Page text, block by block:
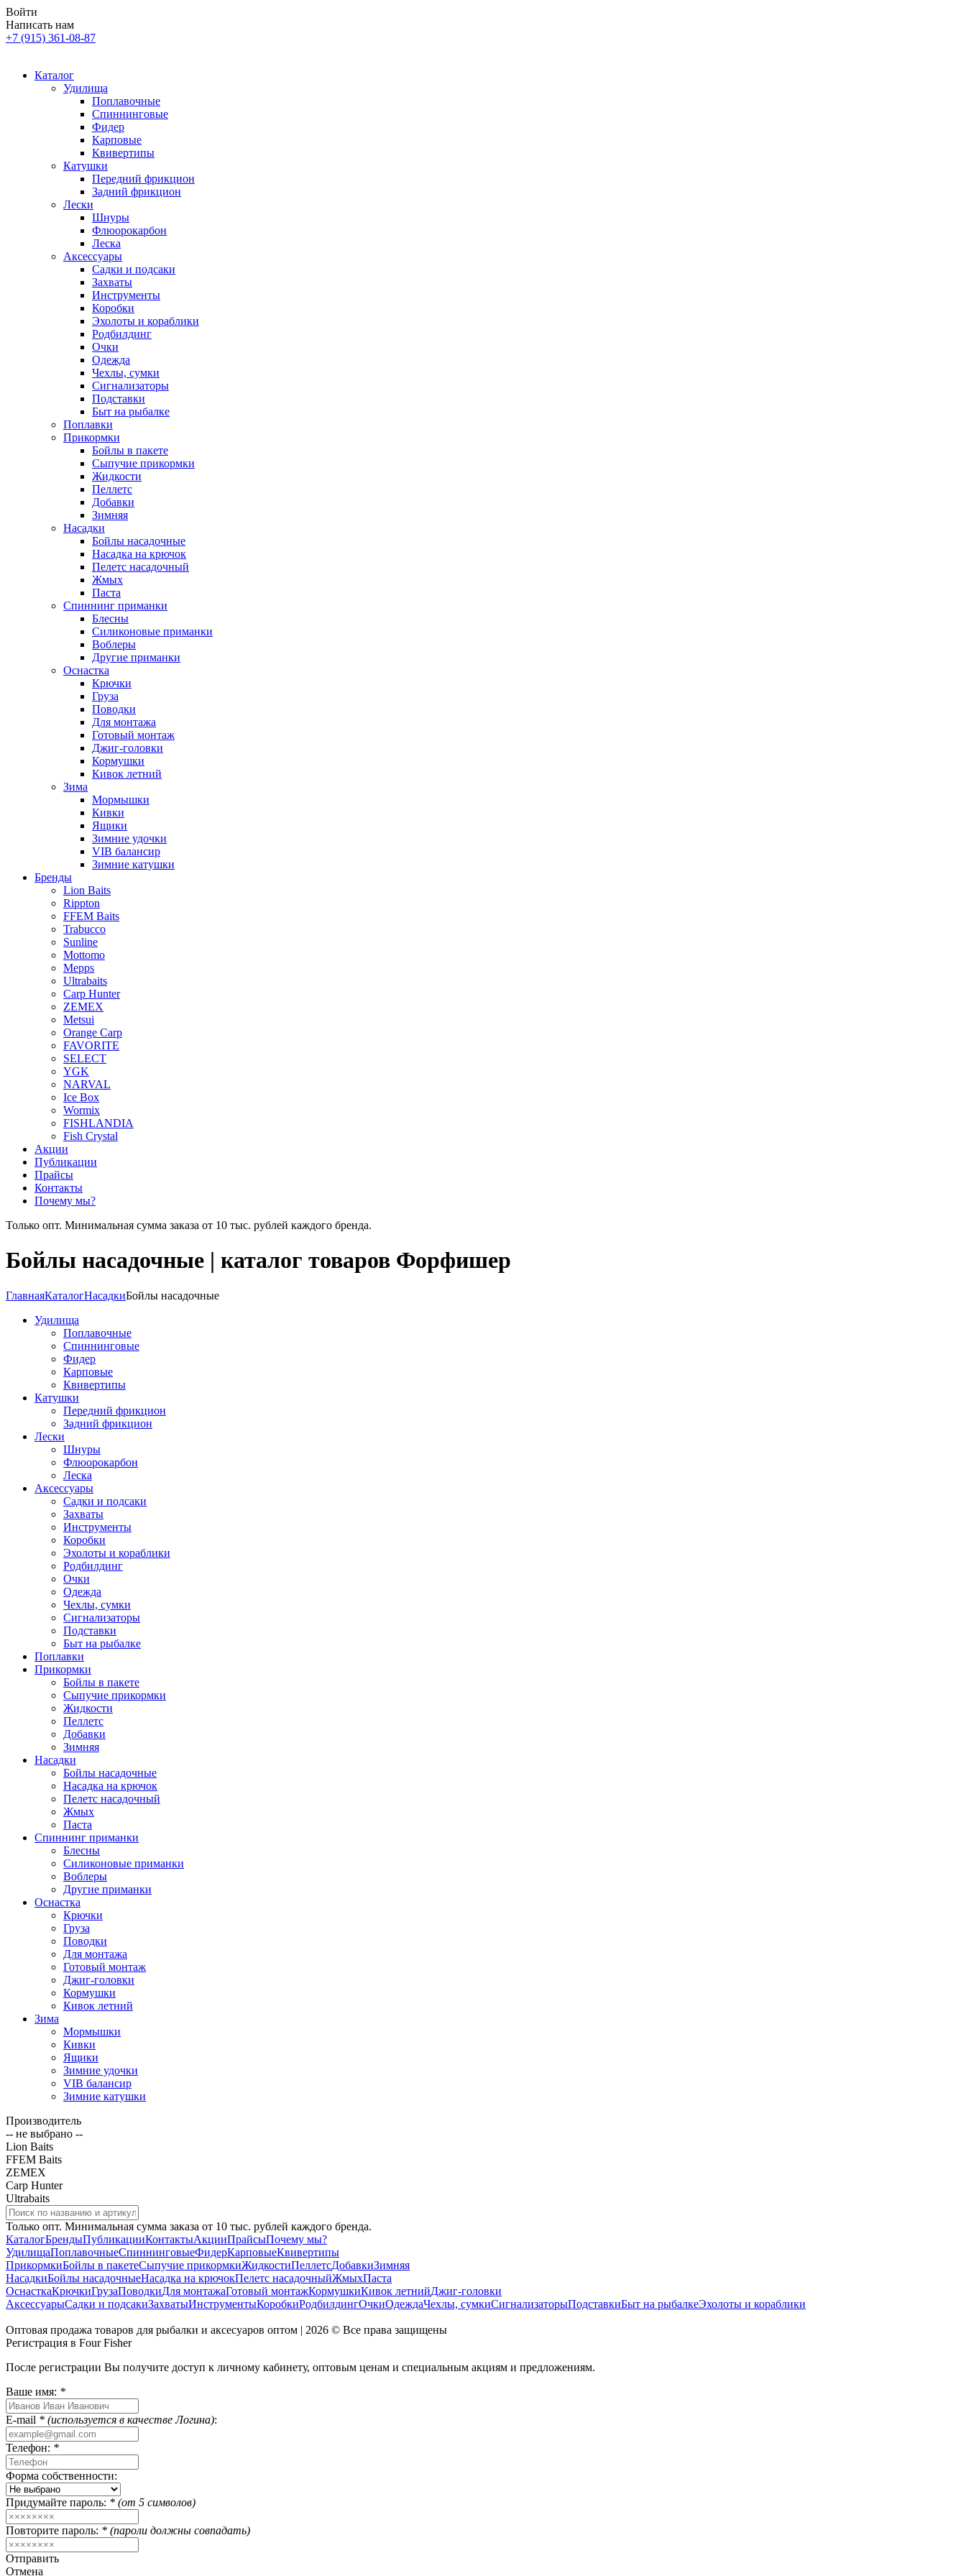
Войти
Написать нам
+7 (915) 361-08-87
Каталог
Удилища
Поплавочные
Спиннинговые
Фидер
Карповые
Квивертипы
Катушки
Передний фрикцион
Задний фрикцион
Лески
Шнуры
Флюорокарбон
Леска
Аксессуары
Садки и подсаки
Захваты
Инструменты
Коробки
Эхолоты и кораблики
Родбилдинг
Очки
Одежда
Чехлы, сумки
Сигнализаторы
Подставки
Быт на рыбалке
Поплавки
Прикормки
Бойлы в пакете
Сыпучие прикормки
Жидкости
Пеллетс
Добавки
Зимняя
Насадки
Бойлы насадочные
Насадка на крючок
Пелетс насадочный
Жмых
Паста
Спиннинг приманки
Блесны
Силиконовые приманки
Воблеры
Другие приманки
Оснастка
Крючки
Груза
Поводки
Для монтажа
Готовый монтаж
Джиг-головки
Кормушки
Кивок летний
Зима
Мормышки
Кивки
Ящики
Зимние удочки
VIB балансир
Зимние катушки
Бренды
Lion Baits
Rippton
FFEM Baits
Trabucco
Sunline
Mottomo
Mepps
Ultrabaits
Carp Hunter
ZEMEX
Metsui
Orange Carp
FAVORITE
SELECT
YGK
NARVAL
Ice Box
Wormix
FISHLANDIA
Fish Crystal
Акции
Публикации
Прайсы
Контакты
Почему мы?
Только опт. Минимальная сумма заказа от 10 тыс. рублей каждого бренда.
Бойлы насадочные | каталог товаров Форфишер
ГлавнаяКаталогНасадкиБойлы насадочные
Удилища
Поплавочные
Спиннинговые
Фидер
Карповые
Квивертипы
Катушки
Передний фрикцион
Задний фрикцион
Лески
Шнуры
Флюорокарбон
Леска
Аксессуары
Садки и подсаки
Захваты
Инструменты
Коробки
Эхолоты и кораблики
Родбилдинг
Очки
Одежда
Чехлы, сумки
Сигнализаторы
Подставки
Быт на рыбалке
Поплавки
Прикормки
Бойлы в пакете
Сыпучие прикормки
Жидкости
Пеллетс
Добавки
Зимняя
Насадки
Бойлы насадочные
Насадка на крючок
Пелетс насадочный
Жмых
Паста
Спиннинг приманки
Блесны
Силиконовые приманки
Воблеры
Другие приманки
Оснастка
Крючки
Груза
Поводки
Для монтажа
Готовый монтаж
Джиг-головки
Кормушки
Кивок летний
Зима
Мормышки
Кивки
Ящики
Зимние удочки
VIB балансир
Зимние катушки
Производитель
-- не выбрано --
Lion Baits
FFEM Baits
ZEMEX
Carp Hunter
Ultrabaits
Только опт. Минимальная сумма заказа от 10 тыс. рублей каждого бренда.
КаталогБрендыПубликацииКонтактыАкцииПрайсыПочему мы?
УдилищаПоплавочныеСпиннинговыеФидерКарповыеКвивертипы
ПрикормкиБойлы в пакетеСыпучие прикормкиЖидкостиПеллетсДобавкиЗимняя
НасадкиБойлы насадочныеНасадка на крючокПелетс насадочныйЖмыхПаста
ОснасткаКрючкиГрузаПоводкиДля монтажаГотовый монтажКормушкиКивок летнийДжиг-головки
АксессуарыСадки и подсакиЗахватыИнструментыКоробкиРодбилдингОчкиОдеждаЧехлы, сумкиСигнализаторыПодставкиБыт на рыбалкеЭхолоты и кораблики
Оптовая продажа товаров для рыбалки и аксесуаров оптом | 2026 © Все права защищены
Регистрация в Four Fisher
После регистрации Вы получите доступ к личному кабинету, оптовым ценам и специальным акциям и предложениям.
Ваше имя: *
E-mail * (используется в качестве Логина):
Телефон: *
Форма собственности:
Придумайте пароль: * (от 5 символов)
Повторите пароль: * (пароли должны совпадать)
Отправить
Отмена